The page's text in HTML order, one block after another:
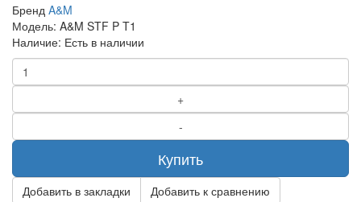
Бренд A&M
Модель: A&M STF P T1
Наличие: Есть в наличии
Купить
Добавить в закладки Добавить к сравнению